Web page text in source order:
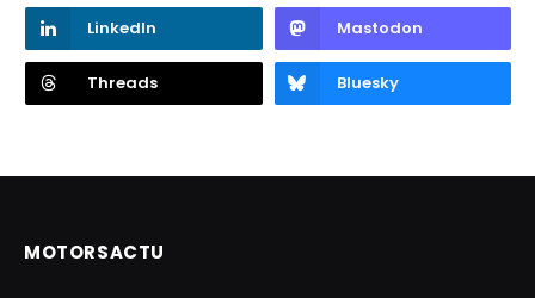
LinkedIn Mastodon
Threads Bluesky
MOTORSACTU